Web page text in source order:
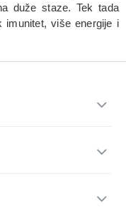
duže staze. Tek tada
imunitet, više energije i